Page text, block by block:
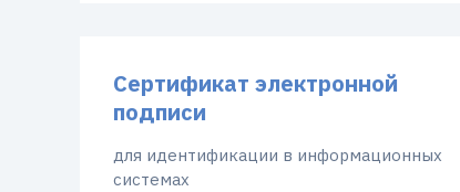
Сертификат электронной
подписи
для идентификации в информационных
системах